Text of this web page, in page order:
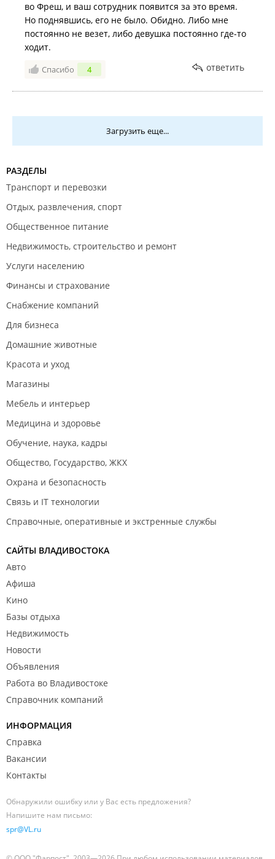
во Фреш, и ваш сотрудник появится за это время.
Но поднявшись, его не было. Обидно. Либо мне
постоянно не везет, либо девушка постоянно где-то
ходит.
Спасибо 4 ответить
Загрузить еще...
РАЗДЕЛЫ
Транспорт и перевозки
Отдых, развлечения, спорт
Общественное питание
Недвижимость, строительство и ремонт
Услуги населению
Финансы и страхование
Снабжение компаний
Для бизнеса
Домашние животные
Красота и уход
Магазины
Мебель и интерьер
Медицина и здоровье
Обучение, наука, кадры
Общество, Государство, ЖКХ
Охрана и безопасность
Связь и IT технологии
Справочные, оперативные и экстренные службы
САЙТЫ ВЛАДИВОСТОКА
Авто
Афиша
Кино
Базы отдыха
Недвижимость
Новости
Объявления
Работа во Владивостоке
Справочник компаний
ИНФОРМАЦИЯ
Справка
Вакансии
Контакты
Обнаружили ошибку или у Вас есть предложения?
Напишите нам письмо:
spr@VL.ru